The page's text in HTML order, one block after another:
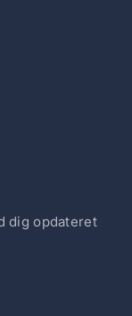
dig opdateret